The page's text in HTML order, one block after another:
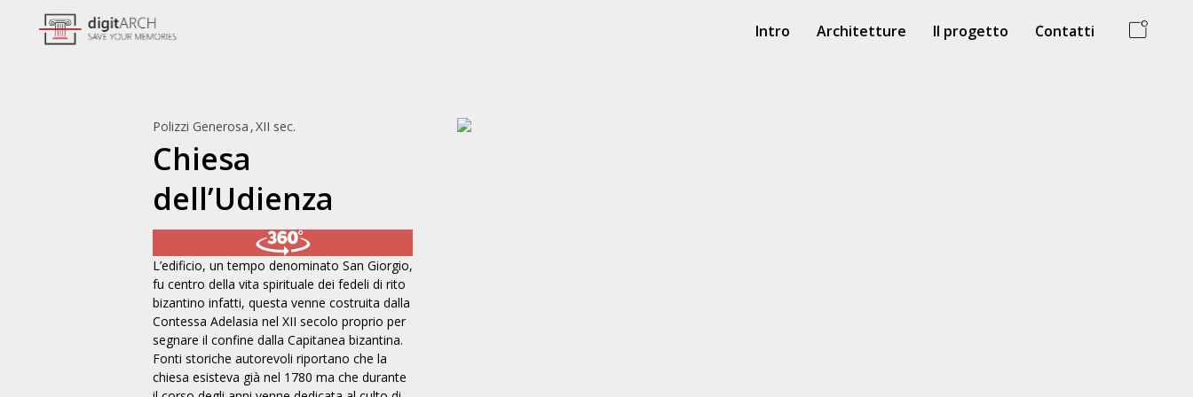
Chiesa di S. Margherita
Polizzi Generosa, XIV sec.
Chiesa di S. Maria delle Grazie
Polizzi Generosa, XV sec.
Intro Architetture Il progetto Contatti
Polizzi Generosa XII sec.
Chiesa
dell’Udienza
L’edificio, un tempo denominato San Giorgio,
fu centro della vita spirituale dei fedeli di rito
bizantino infatti, questa venne costruita dalla
Contessa Adelasia nel XII secolo proprio per
segnare il confine dalla Capitanea bizantina.
Fonti storiche autorevoli riportano che la
chiesa esisteva già nel 1780 ma che durante